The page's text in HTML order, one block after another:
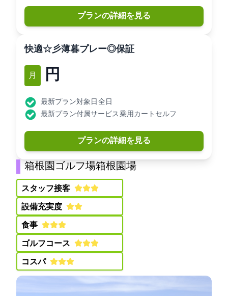
プランの詳細を見る
快適☆彡薄暮0.5Rプレー◎2B保証
1月 8,160円
最新プラン対象日: 全日
最新プラン付属サービス: 乗用カートセルフ
プランの詳細を見る
箱根園ゴルフ場(箱根園G場)
スタッフ接客:
設備充実度:
食事:
ゴルフコース:
コスパ: